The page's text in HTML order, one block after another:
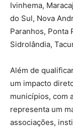
Ivinhema,
do Sul, Nova
Paranhos, Ponta
Sidrolândia,
Além de
um impacto
municípios, com
representa um
associações,